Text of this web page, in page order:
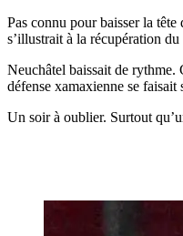
Pas connu pour baisser la
s’illustrait à la récupération
Neuchâtel baissait de rythme.
défense xamaxienne se
Un soir à oublier. Surtout